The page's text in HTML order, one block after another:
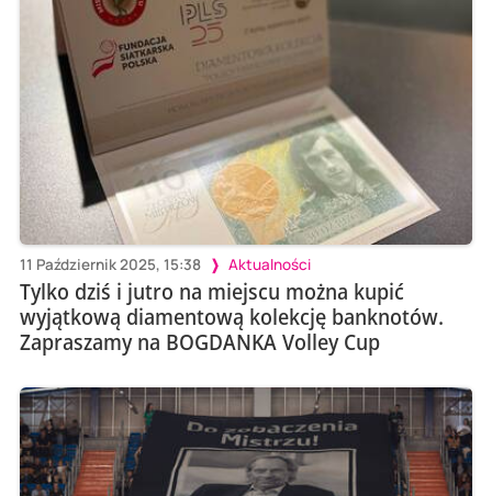
11 Październik 2025, 15:38 Aktualności
Tylko dziś i jutro na miejscu można kupić
wyjątkową diamentową kolekcję banknotów.
Zapraszamy na BOGDANKA Volley Cup